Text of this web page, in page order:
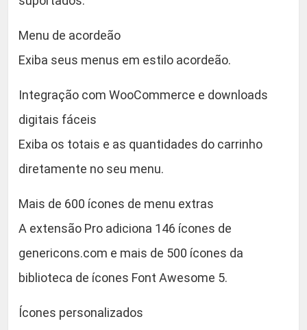
Menu de acordeão
Exiba seus menus em estilo acordeão.
Integração com WooCommerce e downloads
digitais fáceis
Exiba os totais e as quantidades do carrinho
diretamente no seu menu.
Mais de 600 ícones de menu extras
A extensão Pro adiciona 146 ícones de
genericons.com e mais de 500 ícones da
biblioteca de ícones Font Awesome 5.
Ícones personalizados